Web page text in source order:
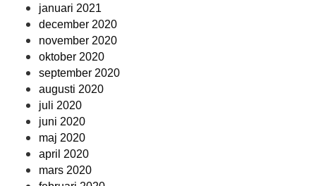
januari 2021
december 2020
november 2020
oktober 2020
september 2020
augusti 2020
juli 2020
juni 2020
maj 2020
april 2020
mars 2020